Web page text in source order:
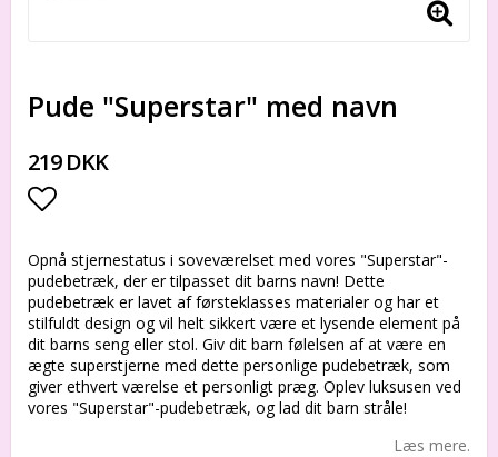
Pude "Superstar" med navn
219 DKK
Add to list of favorites
Opnå stjernestatus i soveværelset med vores "Superstar"-
pudebetræk, der er tilpasset dit barns navn! Dette
pudebetræk er lavet af førsteklasses materialer og har et
stilfuldt design og vil helt sikkert være et lysende element på
dit barns seng eller stol. Giv dit barn følelsen af at være en
ægte superstjerne med dette personlige pudebetræk, som
giver ethvert værelse et personligt præg. Oplev luksusen ved
vores "Superstar"-pudebetræk, og lad dit barn stråle!
Læs mere.